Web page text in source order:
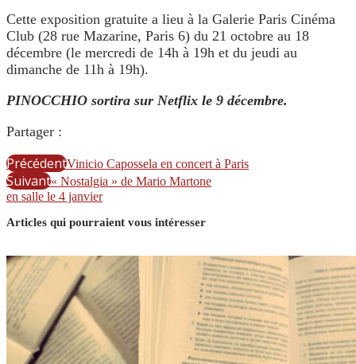
Cette exposition gratuite a lieu à la Galerie Paris Cinéma
Club (28 rue Mazarine, Paris 6) du 21 octobre au 18
décembre (le mercredi de 14h à 19h et du jeudi au
dimanche de 11h à 19h).
PINOCCHIO sortira sur Netflix le 9 décembre.
Partager :
PrécédentVinicio Capossela en concert à Paris
Suivant« Nostalgia » de Mario Martone
en salle le 4 janvier
Articles qui pourraient vous intéresser